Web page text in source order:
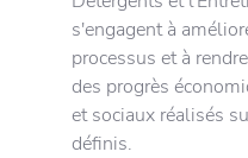
Comment
l'énergie
s'engagent à
processus et à
des progrès
et sociaux réalisés
définis.